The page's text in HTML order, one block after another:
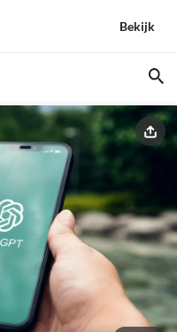
Bekijk